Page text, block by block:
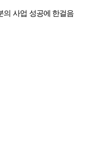
의 사업 성공에 한걸음